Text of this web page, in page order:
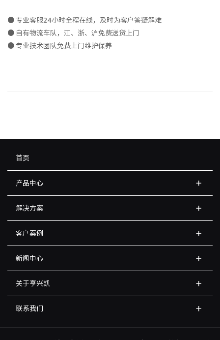
● 专业客服24小时全程在线，及时为客户答疑解难
● 自有物流车队，江、浙、沪免费送货上门
● 专业技术团队免费上门维护保养
首页
产品中心
解决方案
客户案例
新闻中心
关于亨兴凯
联系我们